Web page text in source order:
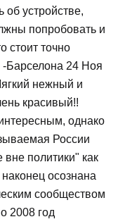
об устройстве,
попробовать и
стоит точно
-Барселона 24 Ноя
нежный и
красивый!!
однако
России
политики" как
осознана
сообществом
2008 год